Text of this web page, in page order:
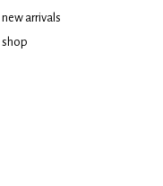
new arrivals
shop